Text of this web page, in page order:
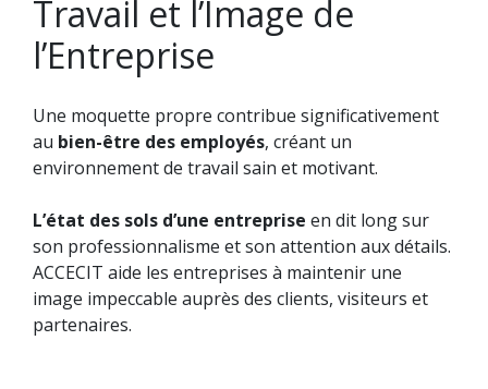
Travail et l’Image de
l’Entreprise
Une moquette propre contribue significativement
au bien-être des employés, créant un
environnement de travail sain et motivant.
L’état des sols d’une entreprise en dit long sur
son professionnalisme et son attention aux détails.
ACCECIT aide les entreprises à maintenir une
image impeccable auprès des clients, visiteurs et
partenaires.